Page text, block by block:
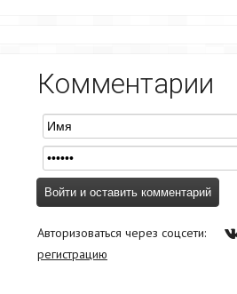
Комментарии
Авторизоваться через соцсети:
регистрацию